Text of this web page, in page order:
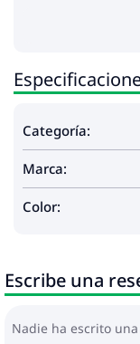
Material:
x ancho x
Patas de
Patas de
Colchón:
Material
espuma
Categoría:
Marca:
Color:
Escribe una
Nadie ha escrito